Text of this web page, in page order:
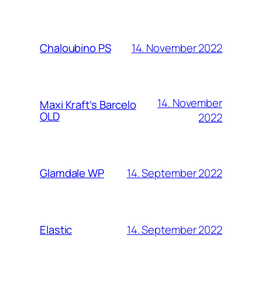
Chaloubino PS 14. November 2022
Maxi Kraft’s Barcelo
OLD
14. November
2022
Glamdale WP 14. September 2022
Elastic 14. September 2022